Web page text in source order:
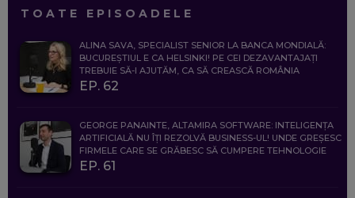
TOATE EPISOADELE
ALINA SAVA, SPECIALIST SENIOR LA BANCA MONDIALĂ:
BUCUREȘTIUL E CA HELSINKI! PE CEI DEZAVANTAJAȚI
TREBUIE SĂ-I AJUTĂM, CA SĂ CREASCĂ ROMÂNIA
EP. 62
GEORGE PANAINTE, ALTAMIRA SOFTWARE: INTELIGENȚA
ARTIFICIALĂ NU ÎȚI REZOLVĂ BUSINESS-UL! UNDE GREȘESC
FIRMELE CARE SE GRĂBESC SĂ CUMPERE TEHNOLOGIE
EP. 61